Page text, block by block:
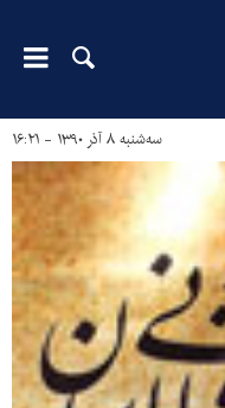
سه‌شنبه ۸ آذر ۱۳۹۰ - ۱۶:۲۱